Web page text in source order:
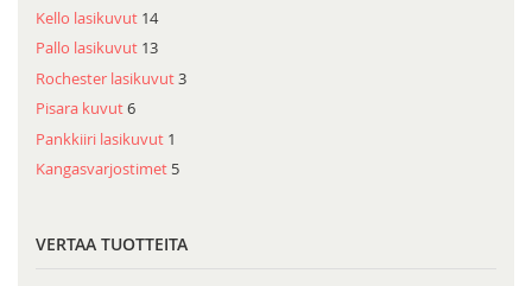
Kello lasikuvut 14
Pallo lasikuvut 13
Rochester lasikuvut3
Pisara kuvut6
Pankkiiri lasikuvut 1
Kangasvarjostimet 5
VERTAA TUOTTEITA